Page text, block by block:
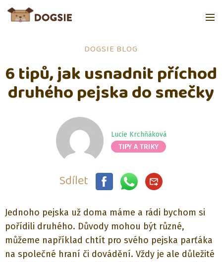
DOGSIE BLOG
6 tipů, jak usnadnit příchod
druhého pejska do smečky
Lucie Krchňáková
TIPY A TRIKY
Sdílet
Jednoho pejska už doma máme a rádi bychom si
pořídili druhého. Důvody mohou být různé,
můžeme například chtít pro svého pejska parťáka
na společné hraní či dovádění. Vždy je ale důležité